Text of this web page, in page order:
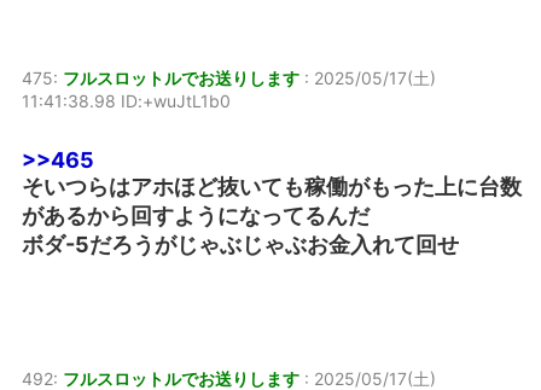
475: フルスロットルでお送りします : 2025/05/17(土)
11:41:38.98 ID:+wuJtL1b0
>>465
そいつらはアホほど抜いても稼働がもった上に台数
があるから回すようになってるんだ
ボダ-5だろうがじゃぶじゃぶお金入れて回せ
492: フルスロットルでお送りします : 2025/05/17(土)